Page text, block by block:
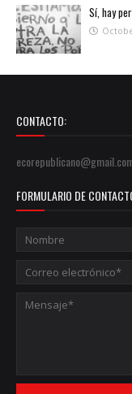
Sí, hay
CONTACTO:
FORMULARIO DE